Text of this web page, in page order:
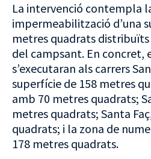
La intervenció contempla
impermeabilització d’una
metres quadrats
del campsant. En concret,
s’executaran als carrers
superfície de 158 metres
amb 70 metres quadrats;
metres quadrats; Santa
quadrats; i la zona de
178 metres quadrats.